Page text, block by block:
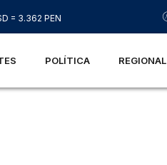
= 3.362 PEN
POLÍTICA REGIONAL